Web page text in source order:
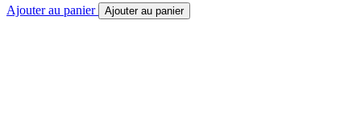
Ajouter au panier Ajouter au panier